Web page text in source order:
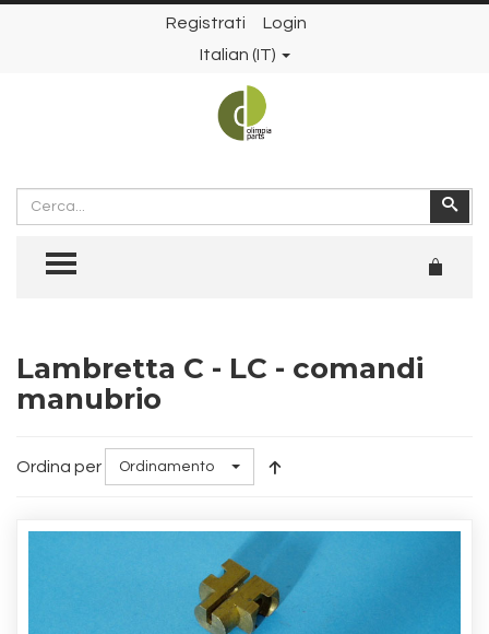
Registrati
Login
Italian (IT)
Cerca
TOGGLE MENU
Lambretta C - LC - comandi
manubrio
Ordina per Ordinamento